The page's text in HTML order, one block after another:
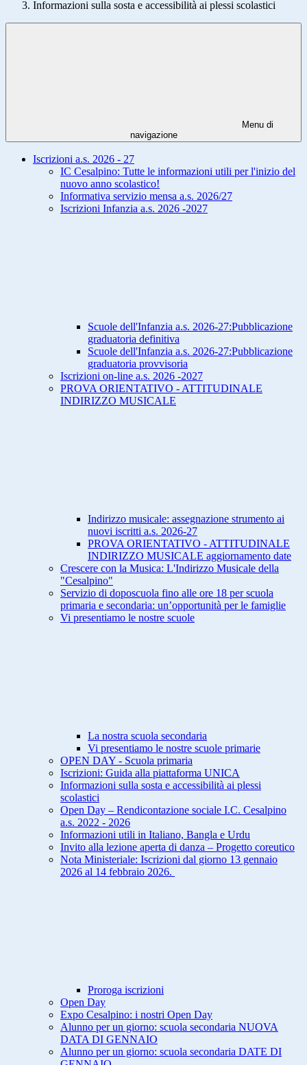
Informazioni sulla sosta e accessibilità ai plessi scolastici
Menu di
navigazione
Iscrizioni a.s. 2026 - 27
IC Cesalpino: Tutte le informazioni utili per l'inizio del
nuovo anno scolastico!
Informativa servizio mensa a.s. 2026/27
Iscrizioni Infanzia a.s. 2026 -2027
Scuole dell'Infanzia a.s. 2026-27:Pubblicazione
graduatoria definitiva
Scuole dell'Infanzia a.s. 2026-27:Pubblicazione
graduatoria provvisoria
Iscrizioni on-line a.s. 2026 -2027
PROVA ORIENTATIVO - ATTITUDINALE
INDIRIZZO MUSICALE
Indirizzo musicale: assegnazione strumento ai
nuovi iscritti a.s. 2026-27
PROVA ORIENTATIVO - ATTITUDINALE
INDIRIZZO MUSICALE aggiornamento date
Crescere con la Musica: L'Indirizzo Musicale della
"Cesalpino"
Servizio di doposcuola fino alle ore 18 per scuola
primaria e secondaria: un’opportunità per le famiglie
Vi presentiamo le nostre scuole
La nostra scuola secondaria
Vi presentiamo le nostre scuole primarie
OPEN DAY - Scuola primaria
Iscrizioni: Guida alla piattaforma UNICA
Informazioni sulla sosta e accessibilità ai plessi
scolastici
Open Day – Rendicontazione sociale I.C. Cesalpino
a.s. 2022 - 2026
Informazioni utili in Italiano, Bangla e Urdu
Invito alla lezione aperta di danza – Progetto coreutico
Nota Ministeriale: Iscrizioni dal giorno 13 gennaio
2026 al 14 febbraio 2026.
Proroga iscrizioni
Open Day
Expo Cesalpino: i nostri Open Day
Alunno per un giorno: scuola secondaria NUOVA
DATA DI GENNAIO
Alunno per un giorno: scuola secondaria DATE DI